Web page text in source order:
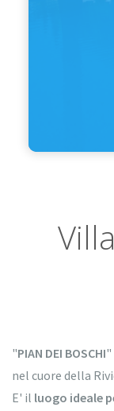
"PIAN DEI BOSCHI"
nel cuore della
E' il luogo ideale